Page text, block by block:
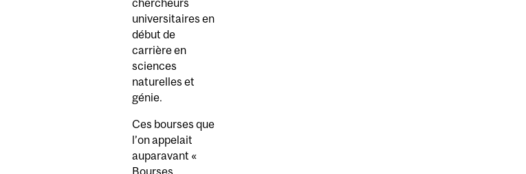
chercheurs
universitaires en
début de
carrière en
sciences
naturelles et
génie.
Ces bourses que
l’on appelait
auparavant «
Bourses